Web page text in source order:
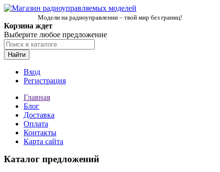
Модели на радиоуправлении – твой мир без границ!
Корзина ждет
Выберите любое предложение
Найти
Вход
Регистрация
Главная
Блог
Доставка
Оплата
Контакты
Карта сайта
Каталог предложений